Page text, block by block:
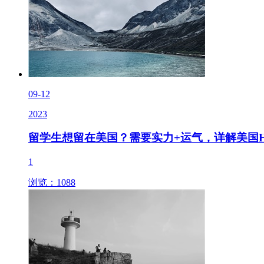
09-12
2023
留学生想留在美国？需要实力+运气，详解美国
1
浏览：1088